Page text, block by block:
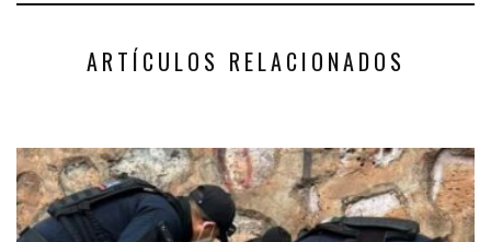
ARTÍCULOS RELACIONADOS